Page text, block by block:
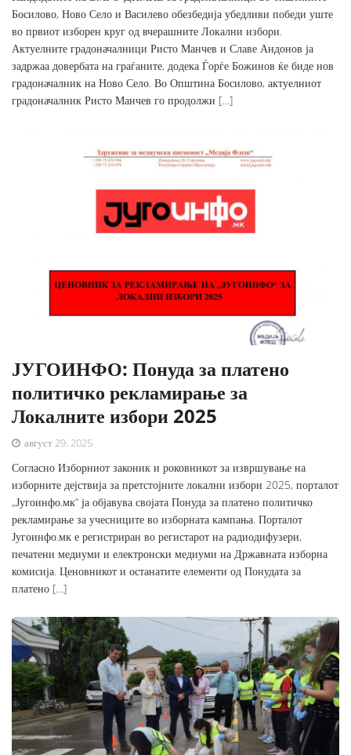
Босилово, Ново Село и Василево обезбедија убедливи победи уште
во првиот изборен круг од вчерашните Локални избори.
Актуелните градоначалници Ристо Манчев и Славе Андонов ја
задржаа довербата на граѓаните, додека Ѓорѓе Божинов ќе биде нов
градоначалник на Ново Село. Во Општина Босилово, актуелниот
градоначалник Ристо Манчев го продолжи […]
ЈУГОИНФО: Понуда за платено
политичко рекламирање за
Локалните избори 2025
август 29, 2025
Согласно Изборниот законик и роковникот за извршување на
изборните дејствија за претстојните локални избори 2025, порталот
„Југоинфо.мк“ ја објавува својата Понуда за платено политичко
рекламирање за учесниците во изборната кампања. Порталот
Југоинфо.мк е регистриран во регистарот на радиодифузери,
печатени медиуми и електронски медиуми на Државната изборна
комисија. Ценовникот и останатите елементи од Понудата за
платено […]